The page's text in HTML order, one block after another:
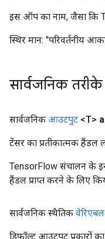
इस ऑप का नाम, जैसा कि
स्थिर मान: "परिवर्तनीय
सार्वजनिक तरीके
सार्वजनिक आउटपुट <T>
टेंसर का प्रतीकात्मक हैंडल
TensorFlow संचालन के
हैंडल प्राप्त करने के लिए
सार्वजनिक स्थैतिक
डिफ़ॉल्ट आउटपुट प्रकारों